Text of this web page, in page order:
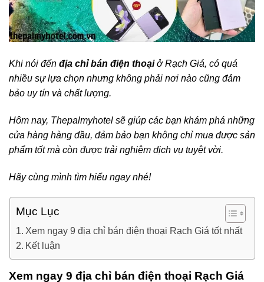
Khi nói đến địa chỉ bán điện thoạiở Rạch Giá, có quá
nhiều sự lựa chọn nhưng không phải nơi nào cũng đảm
bảo uy tín và chất lượng.
Hôm nay, Thepalmyhotel sẽ giúp các bạn khám phá những
cửa hàng hàng đầu, đảm bảo bạn không chỉ mua được sản
phẩm tốt mà còn được trải nghiệm dịch vụ tuyệt vời.
Hãy cùng mình tìm hiểu ngay nhé!
Mục Lục
Xem ngay 9 địa chỉ bán điện thoại Rạch Giá tốt nhất
Kết luận
Xem ngay 9 địa chỉ bán điện thoại Rạch Giá